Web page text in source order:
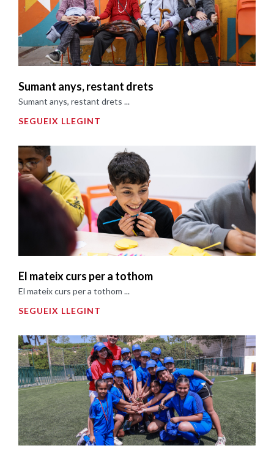
Sumant anys, restant drets
Sumant anys, restant drets ...
SEGUEIX LLEGINT
El mateix curs per a tothom
El mateix curs per a tothom ...
SEGUEIX LLEGINT